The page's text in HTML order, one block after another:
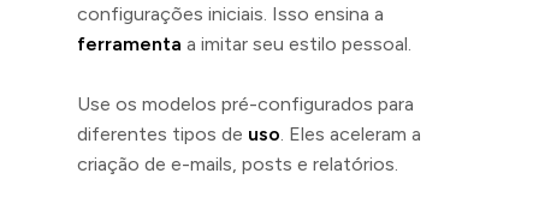
configurações iniciais. Isso ensina a
ferramenta a imitar seu estilo pessoal.
Use os modelos pré-configurados para
diferentes tipos de uso . Eles aceleram a
criação de e-mails, posts e relatórios.